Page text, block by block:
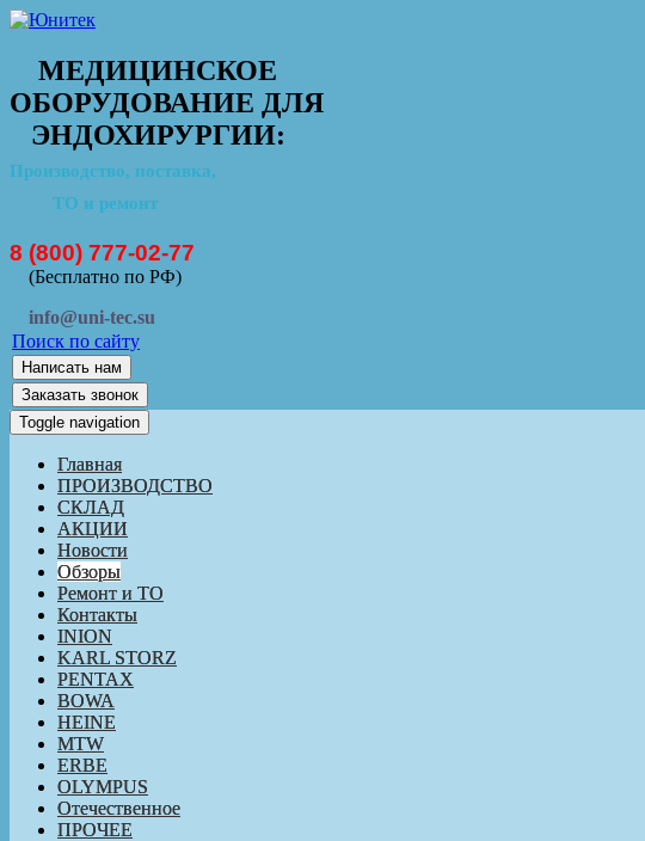
МЕДИЦИНСКОЕ
ОБОРУДОВАНИЕ ДЛЯ
ЭНДОХИРУРГИИ:
Производство, поставка,
ТО и ремонт
8 (800) 777-02-77
(Бесплатно по РФ)
info@uni-tec.su
Поиск по сайту
Написать нам
Заказать звонок
Toggle navigation
Главная
ПРОИЗВОДСТВО
СКЛАД
АКЦИИ
Новости
Обзоры
Ремонт и ТО
Контакты
INION
KARL STORZ
PENTAX
BOWA
HEINE
MTW
ERBE
OLYMPUS
Отечественное
ПРОЧЕЕ